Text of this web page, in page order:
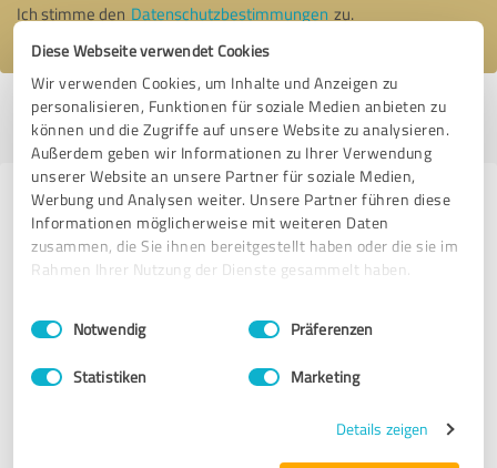
Diese Webseite verwendet Cookies
Wir verwenden Cookies, um Inhalte und Anzeigen zu
personalisieren, Funktionen für soziale Medien anbieten zu
können und die Zugriffe auf unsere Website zu analysieren.
Außerdem geben wir Informationen zu Ihrer Verwendung
unserer Website an unsere Partner für soziale Medien,
Werbung und Analysen weiter. Unsere Partner führen diese
Informationen möglicherweise mit weiteren Daten
zusammen, die Sie ihnen bereitgestellt haben oder die sie im
Rahmen Ihrer Nutzung der Dienste gesammelt haben.
Impressum Datenschutzbestimmungen
Einwilligungsauswahl
Notwendig Präferenzen
Statistiken Marketing
Details zeigen
Ich stimme den Datenschutzbestimmungen zu.
Profil aktiv seit 22.04.2023 |Letzte Aktualisierung: 26.04.2023|Profil
melden
Erfahrungen zu weiteren
Anbietern aus dem Bereich
Dienstleistungen
Fenster-Welten-GmbH